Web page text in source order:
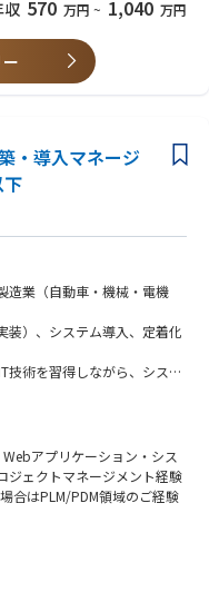
であれば、半日休/1日休/連
スタイルのため、転勤の可
来的に会社のビジネススタイ
ときは、次の年度に繰り越す
収 570 万円 ~ 1,040 万円
・導入マネージ
造業（自動車・機械・電機
装）、システム導入、定着化
技術を習得しながら、システ
アアップしていきます。
る製造業の根幹であるプロ
）が対象であり、お客様の
はこの分野を専業としてい
習得する事が可能です。ま
な立場でお客様に最適なソリ
。
アプリケーション・シス
ジェクトマネージメント経験
合はPLM/PDM領域のご経験
ームリード経験をお持ちの